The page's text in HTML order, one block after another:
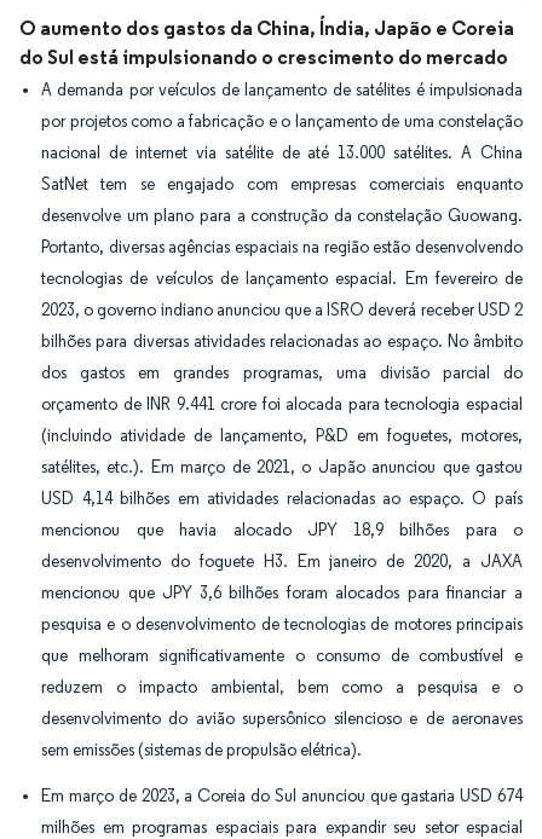
O aumento dos gastos da China, Índia, Japão e Coreia
do Sul está impulsionando o crescimento do mercado
A demanda por veículos de lançamento de satélites é impulsionada
por projetos como a fabricação e o lançamento de uma constelação
nacional de internet via satélite de até 13.000 satélites. A China
SatNet tem se engajado com empresas comerciais enquanto
desenvolve um plano para a construção da constelação Guowang.
Portanto, diversas agências espaciais na região estão desenvolvendo
tecnologias de veículos de lançamento espacial. Em fevereiro de
2023, o governo indiano anunciou que a ISRO deverá receber USD 2
bilhões para diversas atividades relacionadas ao espaço. No âmbito
dos gastos em grandes programas, uma divisão parcial do
orçamento de INR 9.441 crore foi alocada para tecnologia espacial
(incluindo atividade de lançamento, P&D em foguetes, motores,
satélites, etc.). Em março de 2021, o Japão anunciou que gastou
USD 4,14 bilhões em atividades relacionadas ao espaço. O país
mencionou que havia alocado JPY 18,9 bilhões para o
desenvolvimento do foguete H3. Em janeiro de 2020, a JAXA
mencionou que JPY 3,6 bilhões foram alocados para financiar a
pesquisa e o desenvolvimento de tecnologias de motores principais
que melhoram significativamente o consumo de combustível e
reduzem o impacto ambiental, bem como a pesquisa e o
desenvolvimento do avião supersônico silencioso e de aeronaves
sem emissões (sistemas de propulsão elétrica).
Em março de 2023, a Coreia do Sul anunciou que gastaria USD 674
milhões em programas espaciais para expandir seu setor espacial